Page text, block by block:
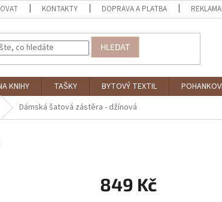
KONTAKTY DOPRAVA A PLATBA
HLEDAT
KNIHY TAŠKY BYTOVÝ TEXTIL
Dámská šatová zástěra - džínová
849 Kč